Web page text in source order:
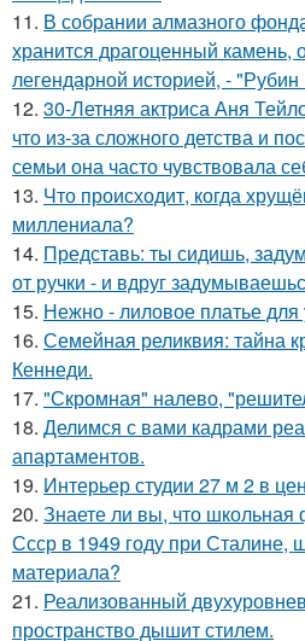
11. В собрании алмазного
хранится драгоценный
легендарной историей, -
12. 30-Летняя актриса Аня
что из-за сложного детства и
семьи она часто чувствовала
13. Что происходит, когда
миллениала?
14. Представь: ты сидишь,
от ручки - и вдруг
15. Нежно - лиловое платье для
16. Семейная реликвия: тайна
Кеннеди.
17. "Скромная" налево,
18. Делимся с вами кадрами
апартаментов.
19. Интерьер студии 27 м 2 в
20. Знаете ли вы, что
Ссср в 1949 году при Сталине,
материала?
21. Реализованный
пространство дышит стилем.